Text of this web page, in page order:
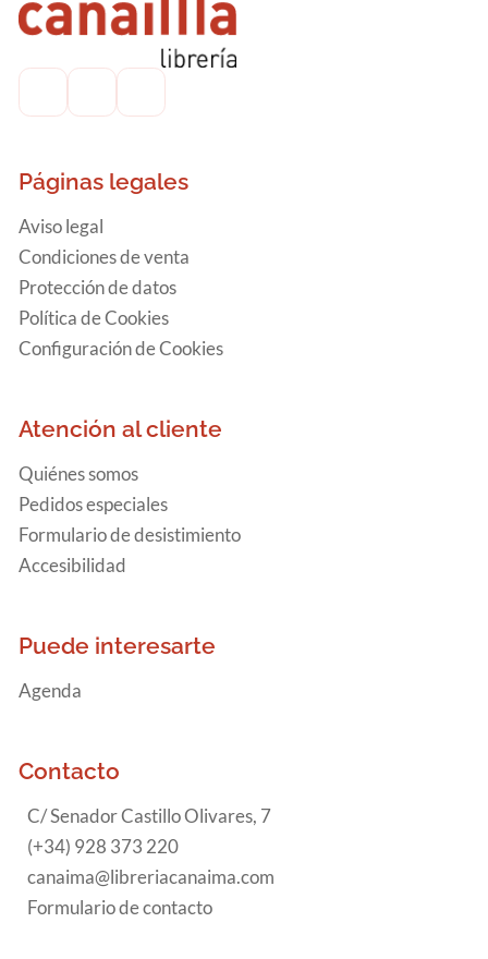
Páginas legales
Aviso legal
Condiciones de venta
Protección de datos
Política de Cookies
Configuración de Cookies
Atención al cliente
Quiénes somos
Pedidos especiales
Formulario de desistimiento
Accesibilidad
Puede interesarte
Agenda
Contacto
C/ Senador Castillo Olivares, 7
(+34) 928 373 220
canaima@libreriacanaima.com
Formulario de contacto